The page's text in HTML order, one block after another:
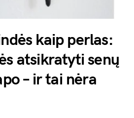
kaip perlas:
atsikratyti senų
– ir tai nėra